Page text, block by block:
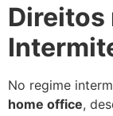
Direitos
No regime
home office,